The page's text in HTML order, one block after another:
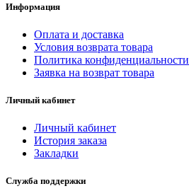
Информация
Оплата и доставка
Условия возврата товара
Политика конфиденциальности
Заявка на возврат товара
Личный кабинет
Личный кабинет
История заказа
Закладки
Служба поддержки